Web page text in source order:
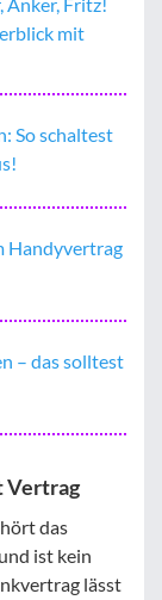
mit
So schaltest
Handyvertrag
– das solltest
Vertrag
das
ist kein
lässt